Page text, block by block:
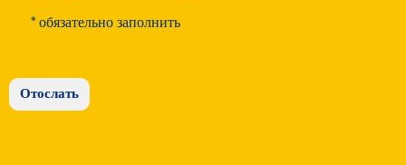
* обязательно заполнить